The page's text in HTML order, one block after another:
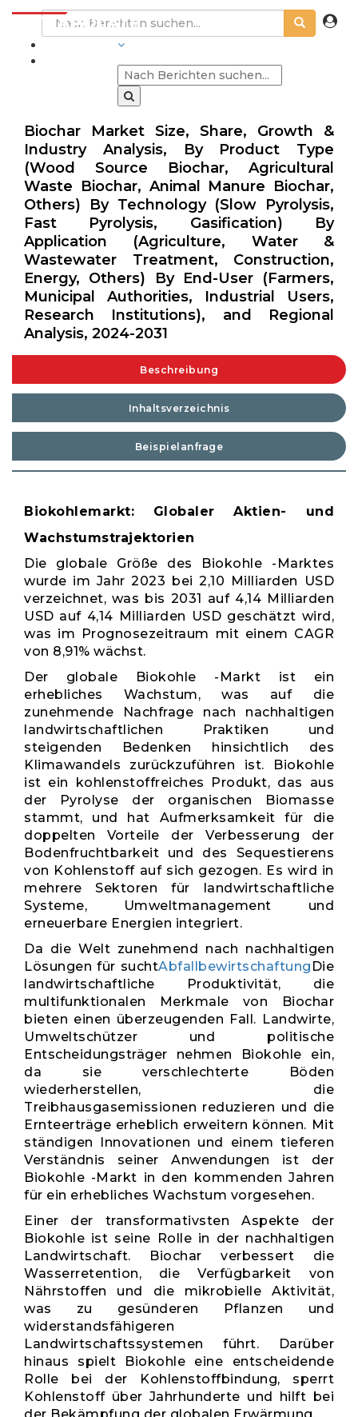
Biochar Market Size, Share, Growth &
Industry Analysis, By Product Type
(Wood Source Biochar, Agricultural
Waste Biochar, Animal Manure Biochar,
Others) By Technology (Slow Pyrolysis,
Fast Pyrolysis, Gasification) By
Application (Agriculture, Water &
Wastewater Treatment, Construction,
Energy, Others) By End-User (Farmers,
Municipal Authorities, Industrial Users,
Research Institutions), and Regional
Analysis, 2024-2031
Beschreibung
Inhaltsverzeichnis
Beispielanfrage
Biokohlemarkt: Globaler Aktien- und
Wachstumstrajektorien
Die globale Größe des Biokohle -Marktes
wurde im Jahr 2023 bei 2,10 Milliarden USD
verzeichnet, was bis 2031 auf 4,14 Milliarden
USD auf 4,14 Milliarden USD geschätzt wird,
was im Prognosezeitraum mit einem CAGR
von 8,91% wächst.
Der globale Biokohle -Markt ist ein
erhebliches Wachstum, was auf die
zunehmende Nachfrage nach nachhaltigen
landwirtschaftlichen Praktiken und
steigenden Bedenken hinsichtlich des
Klimawandels zurückzuführen ist. Biokohle
ist ein kohlenstoffreiches Produkt, das aus
der Pyrolyse der organischen Biomasse
stammt, und hat Aufmerksamkeit für die
doppelten Vorteile der Verbesserung der
Bodenfruchtbarkeit und des Sequestierens
von Kohlenstoff auf sich gezogen. Es wird in
mehrere Sektoren für landwirtschaftliche
Systeme, Umweltmanagement und
erneuerbare Energien integriert.
Da die Welt zunehmend nach nachhaltigen
Lösungen für suchtAbfallbewirtschaftung Die
landwirtschaftliche Produktivität, die
multifunktionalen Merkmale von Biochar
bieten einen überzeugenden Fall. Landwirte,
Umweltschützer und politische
Entscheidungsträger nehmen Biokohle ein,
da sie verschlechterte Böden
wiederherstellen, die
Treibhausgasemissionen reduzieren und die
Ernteerträge erheblich erweitern können. Mit
ständigen Innovationen und einem tieferen
Verständnis seiner Anwendungen ist der
Biokohle -Markt in den kommenden Jahren
für ein erhebliches Wachstum vorgesehen.
Einer der transformativsten Aspekte der
Biokohle ist seine Rolle in der nachhaltigen
Landwirtschaft. Biochar verbessert die
Wasserretention, die Verfügbarkeit von
Nährstoffen und die mikrobielle Aktivität,
was zu gesünderen Pflanzen und
widerstandsfähigeren
Landwirtschaftssystemen führt. Darüber
hinaus spielt Biokohle eine entscheidende
Rolle bei der Kohlenstoffbindung, sperrt
Kohlenstoff über Jahrhunderte und hilft bei